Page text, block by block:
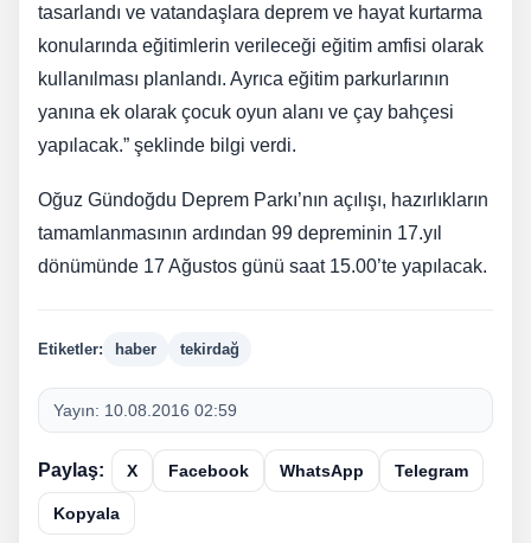
tasarlandı ve vatandaşlara deprem ve hayat kurtarma
konularında eğitimlerin verileceği eğitim amfisi olarak
kullanılması planlandı. Ayrıca eğitim parkurlarının
yanına ek olarak çocuk oyun alanı ve çay bahçesi
yapılacak.” şeklinde bilgi verdi.
Oğuz Gündoğdu Deprem Parkı’nın açılışı, hazırlıkların
tamamlanmasının ardından 99 depreminin 17.yıl
dönümünde 17 Ağustos günü saat 15.00’te yapılacak.
Etiketler: haber tekirdağ
Yayın: 10.08.2016 02:59
Paylaş: X Facebook WhatsApp Telegram
Kopyala